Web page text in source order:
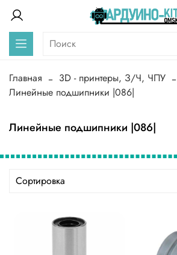
Главная 3D - принтеры, З/Ч, ЧПУ
Линейные подшипники |086|
Линейные подшипники |086|